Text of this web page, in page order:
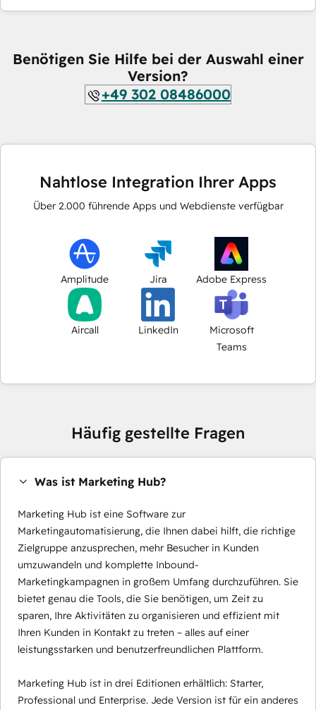
Benötigen Sie Hilfe bei der Auswahl einer
Version?
+49 302 08486000
Nahtlose Integration Ihrer Apps
Über 2.000 führende Apps und Webdienste verfügbar
Amplitude Jira Adobe Express
Aircall LinkedIn
Microsoft
Teams
Häufig gestellte Fragen
Was ist Marketing Hub?
Marketing Hub ist eine Software zur
Marketingautomatisierung, die Ihnen dabei hilft, die richtige
Zielgruppe anzusprechen, mehr Besucher in Kunden
umzuwandeln und komplette Inbound-
Marketingkampagnen in großem Umfang durchzuführen. Sie
bietet genau die Tools, die Sie benötigen, um Zeit zu
sparen, Ihre Aktivitäten zu organisieren und effizient mit
Ihren Kunden in Kontakt zu treten – alles auf einer
leistungsstarken und benutzerfreundlichen Plattform.
Marketing Hub ist in drei Editionen erhältlich: Starter,
Professional und Enterprise. Jede Version ist für ein anderes